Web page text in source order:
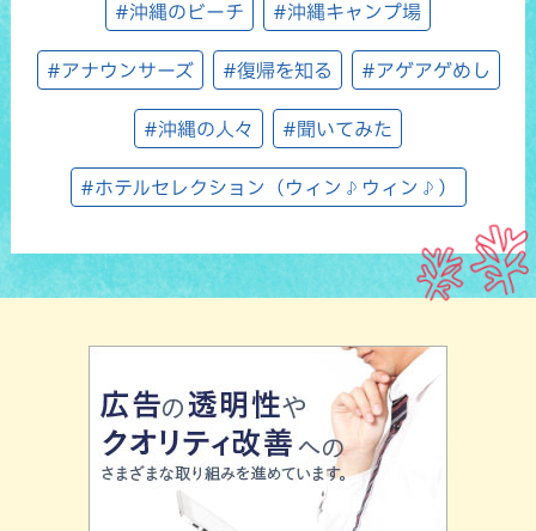
#沖縄のビーチ #沖縄キャンプ場
#アナウンサーズ #復帰を知る #アゲアゲめし
#沖縄の人々 #聞いてみた
#ホテルセレクション（ウィン♪ウィン♪）